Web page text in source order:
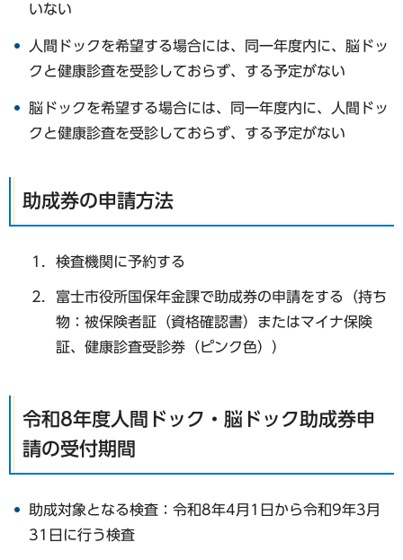
いない
人間ドックを希望する場合には、同一年度内に、脳ドッ
クと健康診査を受診しておらず、する予定がない
脳ドックを希望する場合には、同一年度内に、人間ドッ
クと健康診査を受診しておらず、する予定がない
助成券の申請方法
検査機関に予約する
富士市役所国保年金課で助成券の申請をする（持ち
物：被保険者証（資格確認書）またはマイナ保険
証、健康診査受診券（ピンク色））
令和8年度人間ドック・脳ドック助成券申
請の受付期間
助成対象となる検査：令和8年4月1日から令和9年3月
31日に行う検査